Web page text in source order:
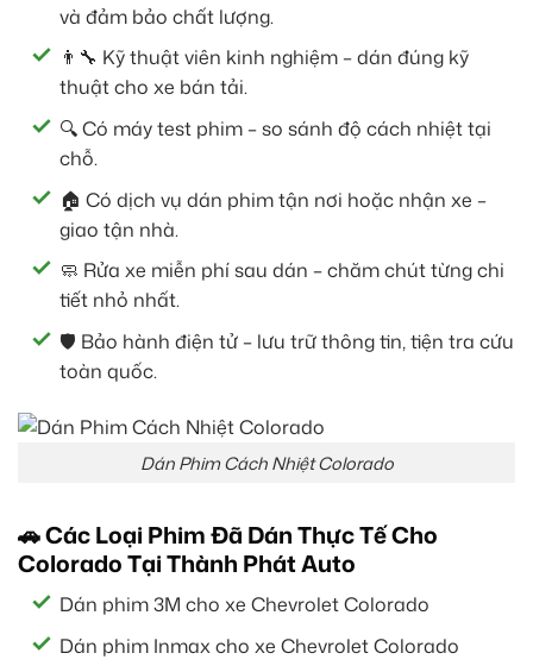
và đảm bảo chất lượng.
👨‍🔧 Kỹ thuật viên kinh nghiệm – dán đúng kỹ
thuật cho xe bán tải.
🔍 Có máy test phim – so sánh độ cách nhiệt tại
chỗ.
🏠 Có dịch vụ dán phim tận nơi hoặc nhận xe –
giao tận nhà.
🧼 Rửa xe miễn phí sau dán – chăm chút từng chi
tiết nhỏ nhất.
🛡️ Bảo hành điện tử – lưu trữ thông tin, tiện tra cứu
toàn quốc.
Dán Phim Cách Nhiệt Colorado
🚗 Các Loại Phim Đã Dán Thực Tế Cho
Colorado Tại Thành Phát Auto
Dán phim 3M cho xe Chevrolet Colorado
Dán phim Inmax cho xe Chevrolet Colorado